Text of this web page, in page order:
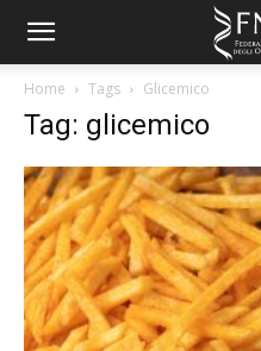
Home Tags Glicemico
Tag: glicemico